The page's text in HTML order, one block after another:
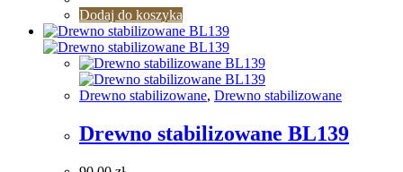
Dodaj do koszyka
Drewno stabilizowane, Drewno stabilizowane
Drewno stabilizowane BL139